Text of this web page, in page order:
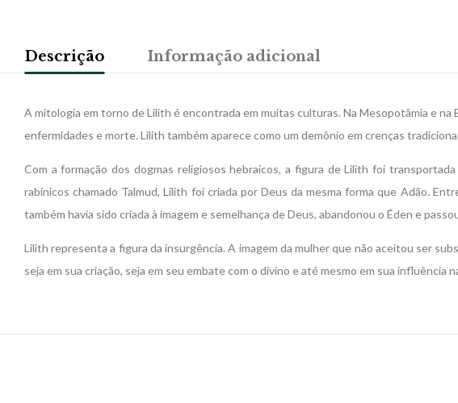
Descrição Informação adicional
A mitologia em torno de Lilith é encontrada em muitas culturas. Na Mesopotâmia e
enfermidades e morte. Lilith também aparece como um demônio em crenças
Com a formação dos dogmas religiosos hebraicos, a figura de Lilith foi
rabínicos chamado Talmud, Lilith foi criada por Deus da mesma forma que Adão.
também havia sido criada à imagem e semelhança de Deus, abandonou o Éden e
Lilith representa a figura da insurgência. A imagem da mulher que não aceitou ser
seja em sua criação, seja em seu embate com o divino e até mesmo em sua influência